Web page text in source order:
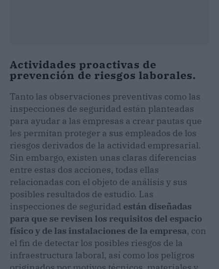
Actividades proactivas de
prevención de riesgos laborales.
Tanto las observaciones preventivas como las
inspecciones de seguridad están planteadas
para ayudar a las empresas a crear pautas que
les permitan proteger a sus empleados de los
riesgos derivados de la actividad empresarial.
Sin embargo, existen unas claras diferencias
entre estas dos acciones, todas ellas
relacionadas con el objeto de análisis y sus
posibles resultados de estudio. Las
inspecciones de seguridad están diseñadas
para que se revisen los requisitos del espacio
físico y de las instalaciones de la empresa, con
el fin de detectar los posibles riesgos de la
infraestructura laboral, así como los peligros